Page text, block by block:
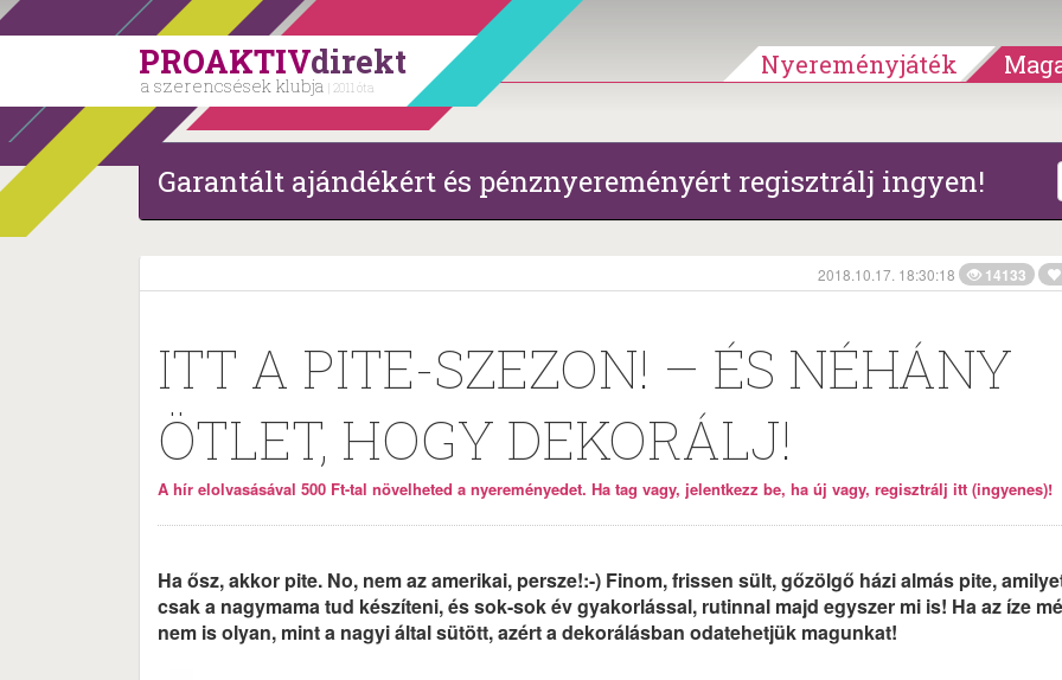
PROAKTIVdirekt
a szerencsések klubja | 2011 óta
Nyereményjáték
Garantált ajándékért és pénznyereményért regisztrálj ingyen!
2018.10.17. 18:30:18 14133
ITT A PITE-SZEZON! – ÉS NÉHÁNY
ÖTLET, HOGY DEKORÁLJ!
A hír elolvasásával 500 Ft-tal növelheted a nyereményedet. Ha tag vagy, jelentkezz be, ha új vagy, regisztrálj itt (ingyenes)!
Ha ősz, akkor pite. No, nem az amerikai, persze!:-) Finom, frissen sült, gőzölgő házi almás pite,
csak a nagymama tud készíteni, és sok-sok év gyakorlással, rutinnal majd egyszer mi is! Ha az íze
nem is olyan, mint a nagyi által sütött, azért a dekorálásban odatehetjük magunkat!